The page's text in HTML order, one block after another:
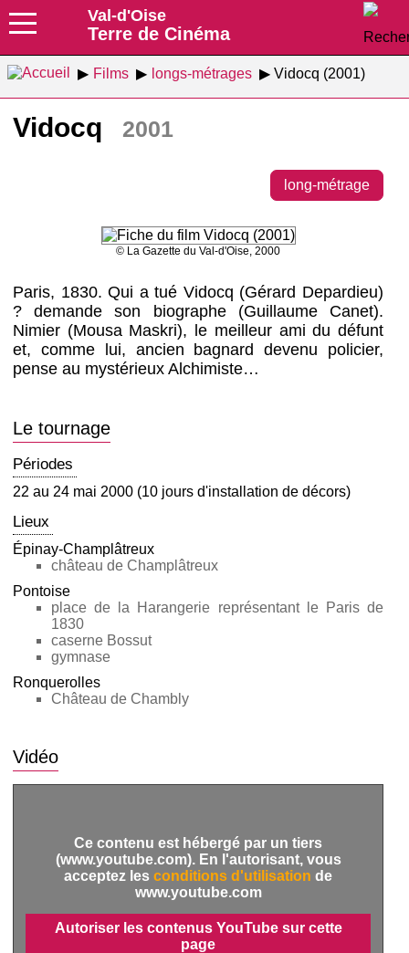
Val-d'Oise
Terre de Cinéma
Films longs-métrages Vidocq (2001)
Vidocq 2001
long-métrage
© La Gazette du Val-d'Oise, 2000
Paris, 1830. Qui a tué Vidocq (Gérard Depardieu)
? demande son biographe (Guillaume Canet).
Nimier (Mousa Maskri), le meilleur ami du défunt
et, comme lui, ancien bagnard devenu policier,
pense au mystérieux Alchimiste…
Le tournage
Périodes
22 au 24 mai 2000 (10 jours d'installation de décors)
Lieux
Épinay-Champlâtreux
château de Champlâtreux
Pontoise
place de la Harangerie représentant le Paris de
1830
caserne Bossut
gymnase
Ronquerolles
Château de Chambly
Vidéo
Ce contenu est hébergé par un tiers
(www.youtube.com). En l'autorisant, vous
acceptez les conditions d'utilisation de
www.youtube.com
Autoriser les contenus YouTube sur cette
page